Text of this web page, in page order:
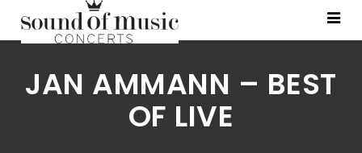
JAN AMMANN – BEST
OF LIVE